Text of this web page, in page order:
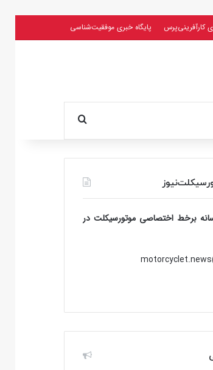
کارآفرینی‌پرس پایگاه خبری موفقیت‌شناسی
جستجو برای
برخط اختصاصی موتورسیکلت در